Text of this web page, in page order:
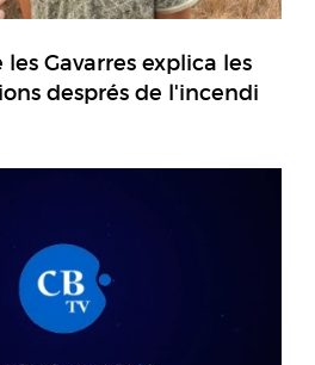
les Gavarres explica les
després de l'incendi